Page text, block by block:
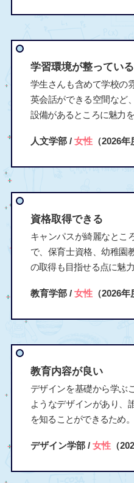
学習環境が整っている
学生さんも含めて学校の
英会話ができる空間など
設備があるところに魅力を
人文学部 / 女性（2026年
資格取得できる
キャンパスが綺麗なとこ
で、保育士資格、幼稚園
の取得も目指せる点に魅力
教育学部 / 女性（2026年
教育内容が良い
デザインを基礎から学ぶ
ようなデザインがあり、
を知ることができるため。
デザイン学部 / 女性（